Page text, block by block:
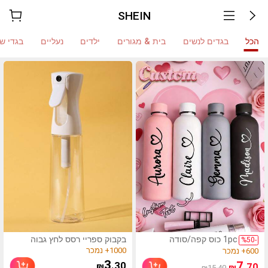
SHEIN
הכל בגדים לנשים בית & מגורים ילדים נעליים בגדי
-
50
%
1pc כוס קפה/סודה
מפלדת אל-חלד
דו-שכבתית מותאמת
(500+)
600+ נמכר
בקבוק ספריי רסס לחץ גבוה
רסס עדין רציף אוטומטי בוואקום
(1000+)
1000+ נמכר